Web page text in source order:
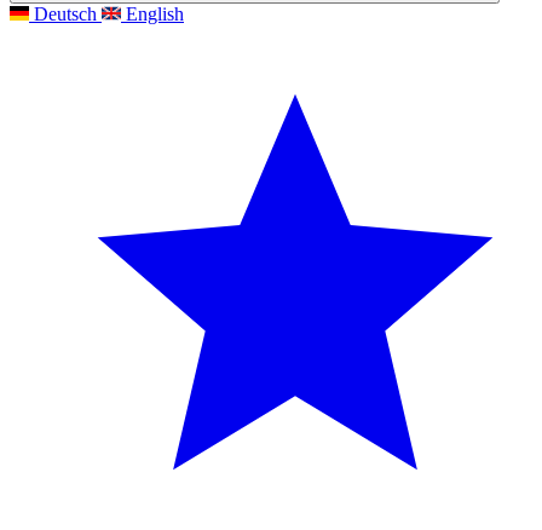
Deutsch English